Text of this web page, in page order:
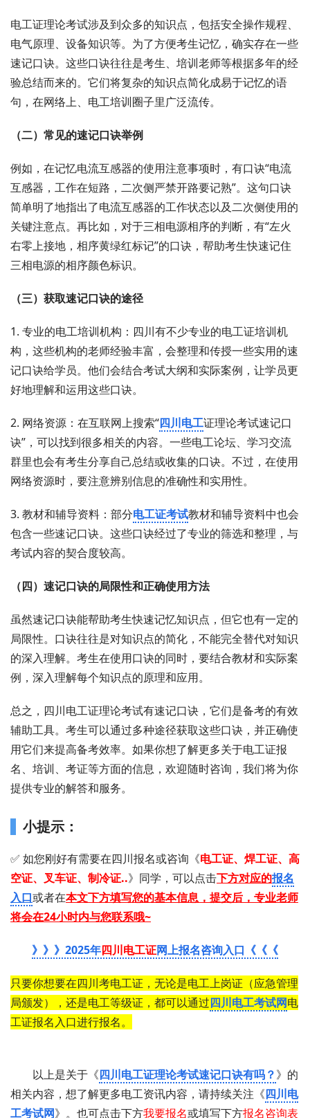
电工证理论考试涉及到众多的知识点，包括安全操作规程、
电气原理、设备知识等。为了方便考生记忆，确实存在一些
速记口诀。这些口诀往往是考生、培训老师等根据多年的经
验总结而来的。它们将复杂的知识点简化成易于记忆的语
句，在网络上、电工培训圈子里广泛流传。
（二）常见的速记口诀举例
例如，在记忆电流互感器的使用注意事项时，有口诀“电流
互感器，工作在短路，二次侧严禁开路要记熟”。这句口诀
简单明了地指出了电流互感器的工作状态以及二次侧使用的
关键注意点。再比如，对于三相电源相序的判断，有“左火
右零上接地，相序黄绿红标记”的口诀，帮助考生快速记住
三相电源的相序颜色标识。
（三）获取速记口诀的途径
1. 专业的电工培训机构：四川有不少专业的电工证培训机
构，这些机构的老师经验丰富，会整理和传授一些实用的速
记口诀给学员。他们会结合考试大纲和实际案例，让学员更
好地理解和运用这些口诀。
2. 网络资源：在互联网上搜索“四川电工证理论考试速记口
诀”，可以找到很多相关的内容。一些电工论坛、学习交流
群里也会有考生分享自己总结或收集的口诀。不过，在使用
网络资源时，要注意辨别信息的准确性和实用性。
3. 教材和辅导资料：部分电工证考试教材和辅导资料中也会
包含一些速记口诀。这些口诀经过了专业的筛选和整理，与
考试内容的契合度较高。
（四）速记口诀的局限性和正确使用方法
虽然速记口诀能帮助考生快速记忆知识点，但它也有一定的
局限性。口诀往往是对知识点的简化，不能完全替代对知识
的深入理解。考生在使用口诀的同时，要结合教材和实际案
例，深入理解每个知识点的原理和应用。
总之，四川电工证理论考试有速记口诀，它们是备考的有效
辅助工具。考生可以通过多种途径获取这些口诀，并正确使
用它们来提高备考效率。如果你想了解更多关于电工证报
名、培训、考证等方面的信息，欢迎随时咨询，我们将为你
提供专业的解答和服务。
小提示：
✅ 如您刚好有需要在四川报名或咨询 《电工证 、 焊工证 、 高
空证、 叉车证、 制冷证..》 同学，可以点击下方对应的报名
入口或者在本文下方填写您的基本信息，提交后，专业老师
将会在24小时内与您联系哦~
》》》2025年四川电工证网上报名咨询入口《《《
只要你想要在四川考电工证，无论是电工上岗证（应急管理
局颁发），还是电工等级证，都可以通过四川电工考试网电
工证报名入口进行报名。
以上是关于《四川电工证理论考试速记口诀有吗？》的
相关内容，想了解更多电工资讯内容，请持续关注《四川电
工考试网》。也可点击下方我要报名或填写下方报名咨询表